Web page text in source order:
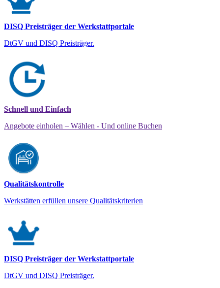
DISQ Preisträger der Werkstattportale
DtGV und DISQ Preisträger.
Schnell und Einfach
Angebote einholen – Wählen - Und online Buchen
Qualitätskontrolle
Werkstätten erfüllen unsere Qualitätskriterien
DISQ Preisträger der Werkstattportale
DtGV und DISQ Preisträger.